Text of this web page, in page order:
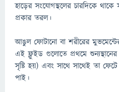
হাড়ের সংযোগস্থলের চারদিকে
প্রকার তরল।
আঙুল ফোটানো বা শরীরের
এই ফ্লুইড গুলোতে প্রথমে
সৃষ্টি হয়) এবং সাথে সাথেই তা
পাই।